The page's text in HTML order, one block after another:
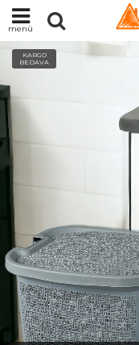
menü
KARGO
BEDAVA